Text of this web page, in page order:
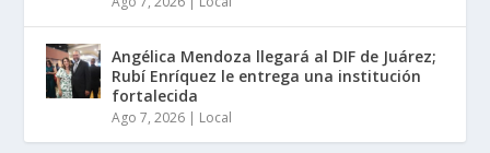
Angélica Mendoza llegará al DIF de Juárez;
Rubí Enríquez le entrega una institución
fortalecida
Ago 7, 2026 | Local